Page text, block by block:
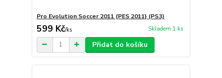
Pro Evolution Soccer 2011 {PES 2011} (PS3)
599 Kč/ks Skladem 1 ks
Přidat do košíku